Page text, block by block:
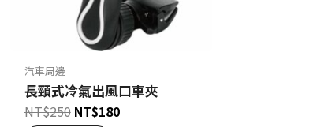
汽車周邊
長頸式冷氣出風口車夾
NT$250 NT$180